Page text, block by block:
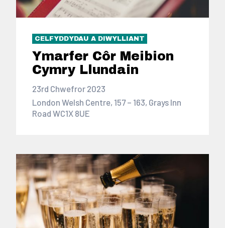
CELFYDDYDAU A DIWYLLIANT
Ymarfer Côr Meibion
Cymry Llundain
23rd Chwefror 2023
London Welsh Centre, 157 – 163, Grays Inn
Road WC1X 8UE